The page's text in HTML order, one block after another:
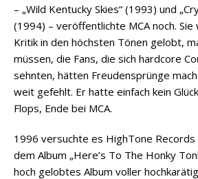
– „Wild Kentucky Skies“ (1993) und
(1994) – veröffentlichte MCA noch.
Kritik in den höchsten Tönen gelobt,
müssen, die Fans, die sich hardcore
sehnten, hätten Freudensprünge
weit gefehlt. Er hatte einfach kein
Flops, Ende bei MCA.
1996 versuchte es HighTone Records
dem Album „Here’s To The Honky
hoch gelobtes Album voller